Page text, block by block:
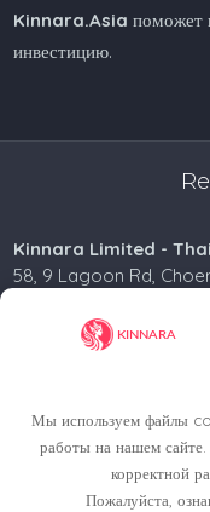
Мы используем файлы
работы на нашем
корректной
Пожалуйста,
Kinnara.Asia поможет
инвестицию.
Kinnara Limited -
58, 9 Lagoon Rd,
+66809201023
thailand@kinnara.asia
Kinnara Limited -
Grand Sudirman
Jl. Jendral Sudirman No.
Balikpapan City, 76113,